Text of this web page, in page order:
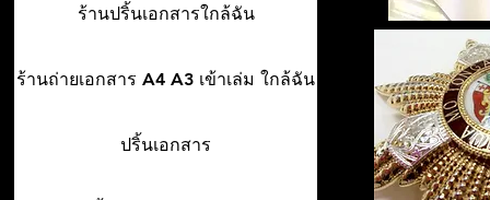
ร้านปริ้นเอกสารใกล้ฉัน
ร้านถ่ายเอกสาร A4 A3 เข้าเล่ม ใกล้ฉัน
ปริ้นเอกสาร